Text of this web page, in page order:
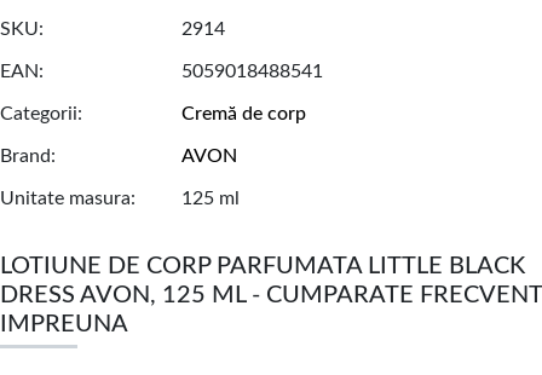
SKU 2914
EAN 5059018488541
Categorii Cremă de corp
Brand AVON
Unitate masura 125 ml
LOTIUNE DE CORP PARFUMATA LITTLE BLACK
DRESS AVON, 125 ML - CUMPARATE FRECVENT
IMPREUNA